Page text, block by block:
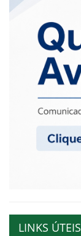
LINKS ÚTEIS